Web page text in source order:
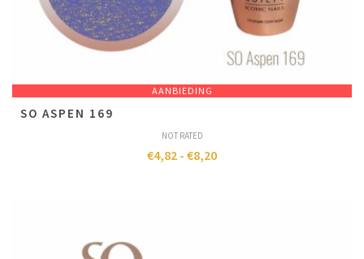
AANBIEDING
SO ASPEN 169
NOT RATED
€4,82 - €8,20